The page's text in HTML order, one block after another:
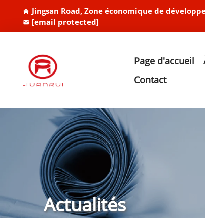
Jingsan Road, Zone économique de
[email protected]
Page d'accueil
Contact
Actualités